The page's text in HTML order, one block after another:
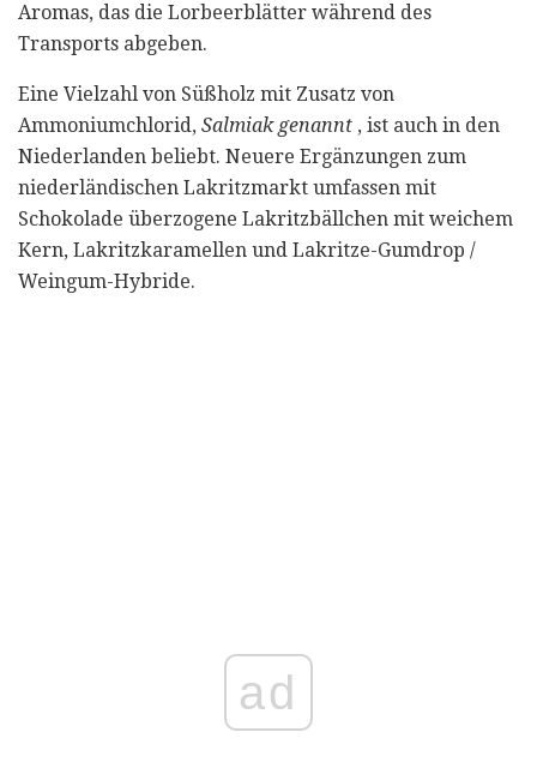
Aromas, das die Lorbeerblätter während des
Transports abgeben.
Eine Vielzahl von Süßholz mit Zusatz von
Ammoniumchlorid, Salmiak genannt , ist auch in den
Niederlanden beliebt. Neuere Ergänzungen zum
niederländischen Lakritzmarkt umfassen mit
Schokolade überzogene Lakritzbällchen mit weichem
Kern, Lakritzkaramellen und Lakritze-Gumdrop /
Weingum-Hybride.
ad